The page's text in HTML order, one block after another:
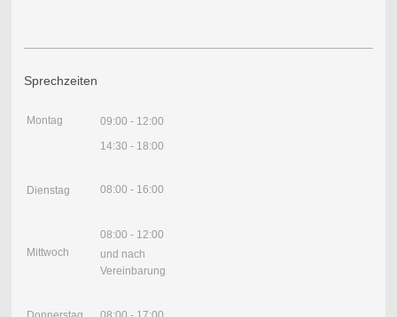
Sprechzeiten
Montag
09:00 - 12:00
14:30 - 18:00
Dienstag 08:00 - 16:00
Mittwoch
08:00 - 12:00
und nach
Vereinbarung